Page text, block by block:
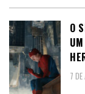
O
7